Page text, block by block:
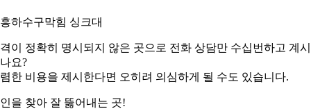
하수구막힘 싱크대
이 정확히 명시되지 않은 곳으로 전화 상담만 수십번하고 계
요?
한 비용을 제시한다면 오히려 의심하게 될 수도 있습니다.
을 찾아 잘 뚫어내는 곳!